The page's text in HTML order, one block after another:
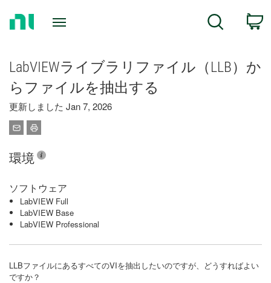
Search
LabVIEWライブラリファイル（LLB）か
らファイルを抽出する
更新しました Jan 7, 2026
環境
ソフトウェア
LabVIEW Full
LabVIEW Base
LabVIEW Professional
LLBファイルにあるすべてのVIを抽出したいのですが、どうすればよい
ですか？